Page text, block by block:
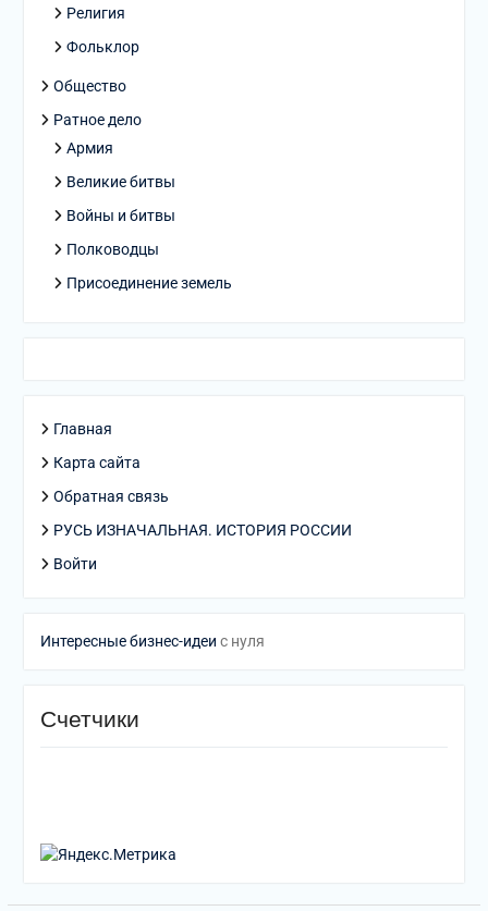
Религия
Фольклор
Общество
Ратное дело
Армия
Великие битвы
Войны и битвы
Полководцы
Присоединение земель
Главная
Карта сайта
Обратная связь
РУСЬ ИЗНАЧАЛЬНАЯ. ИСТОРИЯ РОССИИ
Войти
Интересные бизнес-идеи с нуля
Счетчики